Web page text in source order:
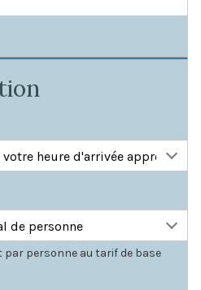
personne au tarif de base